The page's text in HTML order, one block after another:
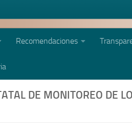
Recomendaciones
DE MONITOREO DE